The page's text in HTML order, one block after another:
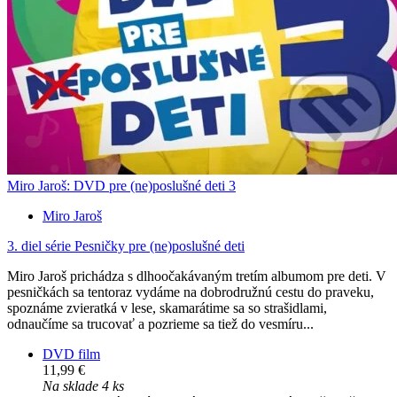
Miro Jaroš: DVD pre (ne)poslušné deti 3
Miro Jaroš
3. diel série Pesničky pre (ne)poslušné deti
Miro Jaroš prichádza s dlhoočakávaným tretím albumom pre deti. V
pesničkách sa tentoraz vydáme na dobrodružnú cestu do praveku,
spoznáme zvieratká v lese, skamarátime sa so strašidlami,
odnaučíme sa trucovať a pozrieme sa tiež do vesmíru...
DVD film
11,99 €
Na sklade 4 ks